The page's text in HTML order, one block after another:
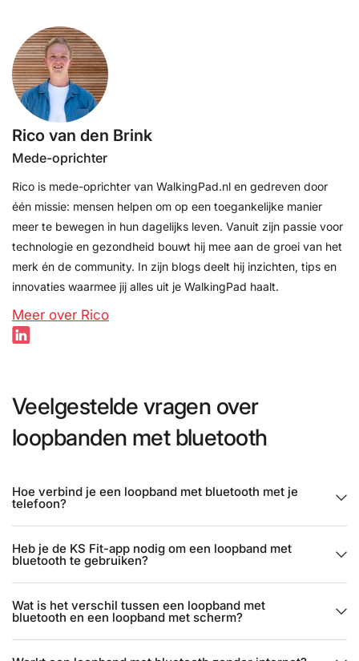
Rico van den Brink
Mede-oprichter
Rico is mede-oprichter van WalkingPad.nl en gedreven door
één missie: mensen helpen om op een toegankelijke manier
meer te bewegen in hun dagelijks leven. Vanuit zijn passie voor
technologie en gezondheid bouwt hij mee aan de groei van het
merk én de community. In zijn blogs deelt hij inzichten, tips en
innovaties waarmee jij alles uit je WalkingPad haalt.
Meer over Rico
Veelgestelde vragen over
loopbanden met bluetooth
Hoe verbind je een loopband met bluetooth met je
telefoon?
Heb je de KS Fit-app nodig om een loopband met
bluetooth te gebruiken?
Wat is het verschil tussen een loopband met
bluetooth en een loopband met scherm?